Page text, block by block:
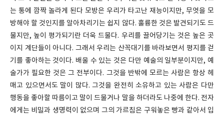
는 통에 깜짝 놀라게 된다 모방은 우리가 타고난 재능이지만, 무엇을 모
방해야 할 것인지를 알아차리기는 쉽지 않다. 훌륭한 것은 발견되기도 드
물지만, 높이 평가되기란 더욱 드물다. 우리를 끌어당기는 것은 높은 곳
이지 계단들이 아니다. 그래서 우리는 산꼭대기를 바라보면서 평지를 걷
기를 좋아하는 것이다. 배울 수 있는 것은 다만 예술의 일부분이지만, 예
술가가 필요한 것은 그 전부이다. 그것을 반밖에 모르는 사람은 항상 헤
매고 있으면서도 말이 많다. 그것을 완전히 소유하고 있는 사람은 다만
행동을 좋아할 따름이고 말이 드물거나 말을 하더라도 나중에 한다. 전자
에게는 비밀과 생명력이 없으며 그의 가르침은 구워놓은 빵과 같아서 입